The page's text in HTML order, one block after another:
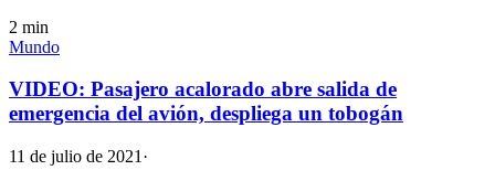
2 min
Mundo
VIDEO: Pasajero acalorado abre salida de
emergencia del avión, despliega un tobogán
11 de julio de 2021 ·